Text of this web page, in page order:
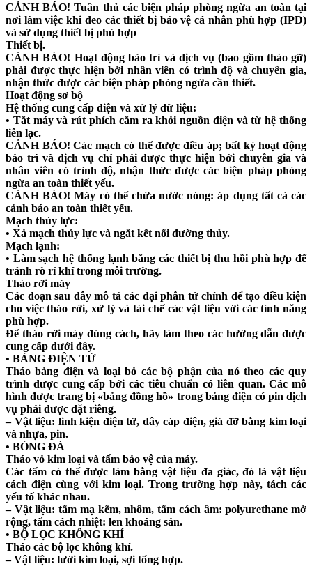
CẢNH BÁO! Tuân thủ các biện pháp phòng ngừa an toàn tại
nơi làm việc khi đeo các thiết bị bảo vệ cá nhân phù hợp (IPD)
và sử dụng thiết bị phù hợp
Thiết bị.
CẢNH BÁO! Hoạt động bảo trì và dịch vụ (bao gồm tháo gỡ)
phải được thực hiện bởi nhân viên có trình độ và chuyên gia,
nhận thức được các biện pháp phòng ngừa cần thiết.
Hoạt động sơ bộ
Hệ thống cung cấp điện và xử lý dữ liệu:
• Tắt máy và rút phích cắm ra khỏi nguồn điện và từ hệ thống
liên lạc.
CẢNH BÁO! Các mạch có thể được điều áp; bất kỳ hoạt động
bảo trì và dịch vụ chỉ phải được thực hiện bởi chuyên gia và
nhân viên có trình độ, nhận thức được các biện pháp phòng
ngừa an toàn thiết yếu.
CẢNH BÁO! Máy có thể chứa nước nóng: áp dụng tất cả các
cảnh báo an toàn thiết yếu.
Mạch thủy lực:
• Xả mạch thủy lực và ngắt kết nối đường thủy.
Mạch lạnh:
• Làm sạch hệ thống lạnh bằng các thiết bị thu hồi phù hợp để
tránh rò rỉ khí trong môi trường.
Tháo rời máy
Các đoạn sau đây mô tả các đại phân tử chính để tạo điều kiện
cho việc tháo rời, xử lý và tái chế các vật liệu với các tính năng
phù hợp.
Để tháo rời máy đúng cách, hãy làm theo các hướng dẫn được
cung cấp dưới đây.
• BẢNG ĐIỆN TỬ
Tháo bảng điện và loại bỏ các bộ phận của nó theo các quy
trình được cung cấp bởi các tiêu chuẩn có liên quan. Các mô
hình được trang bị «bảng đồng hồ» trong bảng điện có pin dịch
vụ phải được đặt riêng.
– Vật liệu: linh kiện điện tử, dây cáp điện, giá đỡ bằng kim loại
và nhựa, pin.
• BÓNG ĐÁ
Tháo vỏ kim loại và tấm bảo vệ của máy.
Các tấm có thể được làm bằng vật liệu đa giác, đó là vật liệu
cách điện cùng với kim loại. Trong trường hợp này, tách các
yếu tố khác nhau.
– Vật liệu: tấm mạ kẽm, nhôm, tấm cách âm: polyurethane mở
rộng, tấm cách nhiệt: len khoáng sản.
• BỘ LỌC KHÔNG KHÍ
Tháo các bộ lọc không khí.
– Vật liệu: lưới kim loại, sợi tổng hợp.